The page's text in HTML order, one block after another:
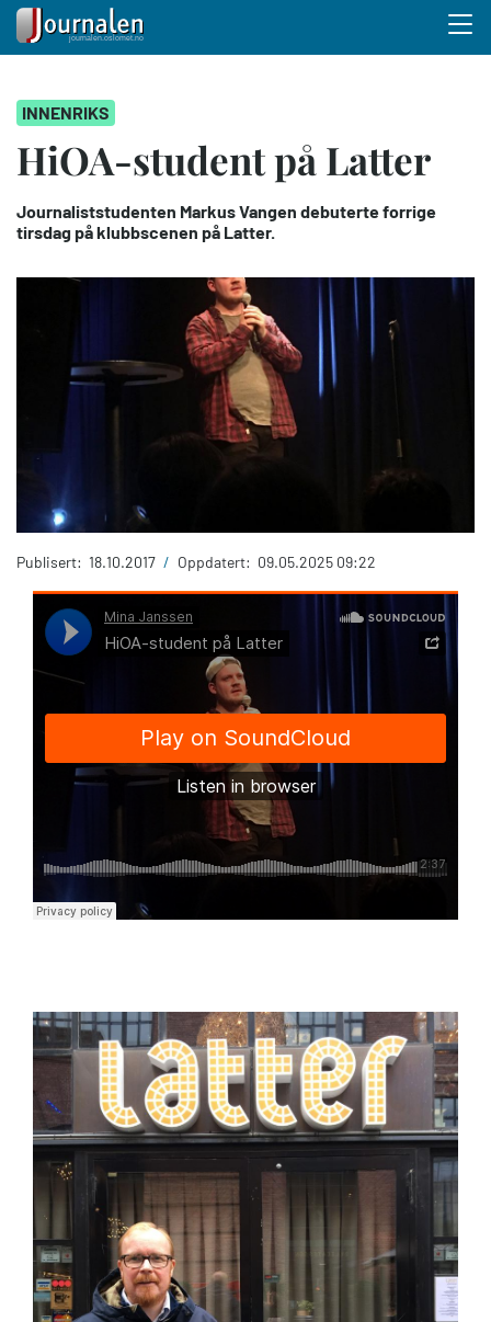
hovedinnhold
INNENRIKS
HiOA-student på Latter
Journaliststudenten Markus Vangen debuterte forrige
tirsdag på klubbscenen på Latter.
Publisert: 18.10.2017 / Oppdatert: 09.05.2025 09:22